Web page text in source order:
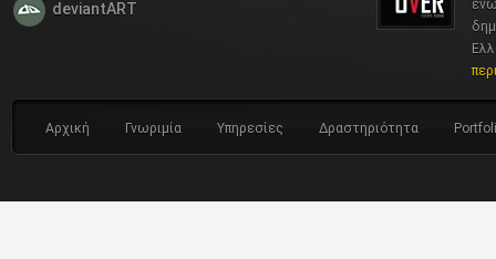
deviantART
Αρχική Γνωριμία Υπηρεσίες Δραστηριότητα